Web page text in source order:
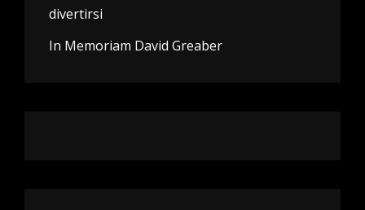
divertirsi
In Memoriam David Greaber